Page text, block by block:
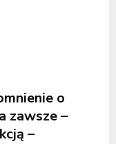
o
zawsze –
–